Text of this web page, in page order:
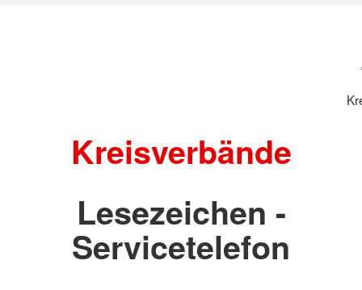
Kreisverbände
Lesezeichen -
Servicetelefon